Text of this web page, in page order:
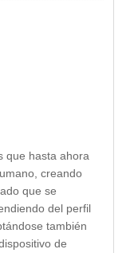
que hasta ahora
creando
que se
del perfil
también
de